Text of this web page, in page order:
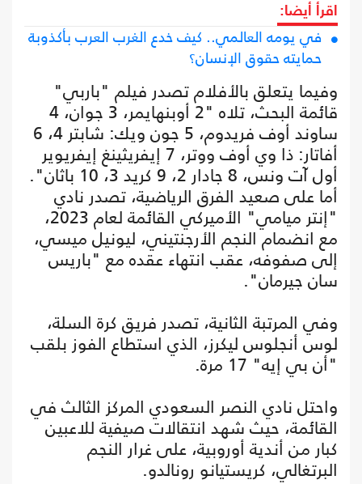
اقرأ أيضا:
في يومه العالمي.. كيف خدع الغرب العرب بأكذوبة
حمايته حقوق الإنسان؟
وفيما يتعلق بالأفلام تصدر فيلم "باربي"
قائمة البحث، تلاه "2 أوبنهايمر، 3 جوان، 4
ساوند أوف فريدوم، 5 جون ويك: شابتر 4، 6
أفاتار: ذا وي أوف ووتر، 7 إيفريثينغ إيفريوير
أول آت ونس، 8 جادار 2، 9 كريد 3، 10 باثان".
أما على صعيد الفرق الرياضية، تصدر نادي
"إنتر ميامي" الأميركي القائمة لعام 2023،
مع انضمام النجم الأرجنتيني، ليونيل ميسي،
إلى صفوفه، عقب انتهاء عقده مع "باريس
سان جيرمان".
وفي المرتبة الثانية، تصدر فريق كرة السلة،
لوس أنجلوس ليكرز، الذي استطاع الفوز بلقب
"أن بي إيه" 17 مرة.
واحتل نادي النصر السعودي المركز الثالث في
القائمة، حيث شهد انتقالات صيفية للاعبين
كبار من أندية أوروبية، على غرار النجم
البرتغالي، كريستيانو رونالدو.